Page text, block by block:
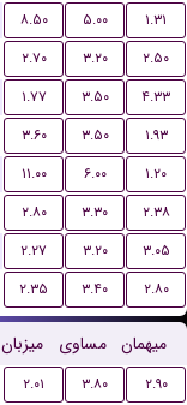
۸.۵۰ ۵.۰۰
۱.۳۱
۲.۷۰ ۳.۲۰
۲.۵۰
۱.۷۷ ۳.۵۰
۴.۳۳
۳.۶۰ ۳.۵۰
۱.۹۳
۱۱.۰۰ ۶.۰۰
۱.۲۰
۲.۸۰ ۳.۳۰
۲.۳۸
۲.۲۷ ۳.۲۰
۳.۰۵
۲.۳۵ ۳.۴۰ ۲.۸۰
میزبان مساوی میهمان
۲.۰۱ ۳.۸۰
۲.۹۰